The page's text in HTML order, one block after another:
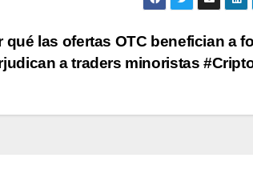
qué las ofertas OTC benefician a
a traders minoristas